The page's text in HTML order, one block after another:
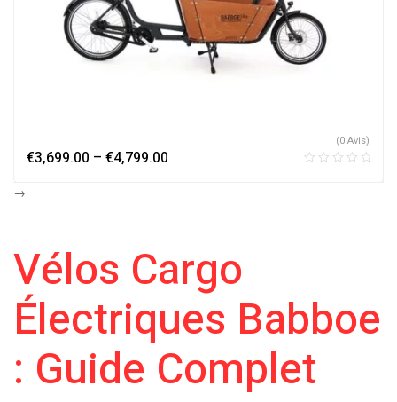
€3,699.00 – €4,799.00
(0 Avis)
→
Vélos Cargo
Électriques Babboe
: Guide Complet